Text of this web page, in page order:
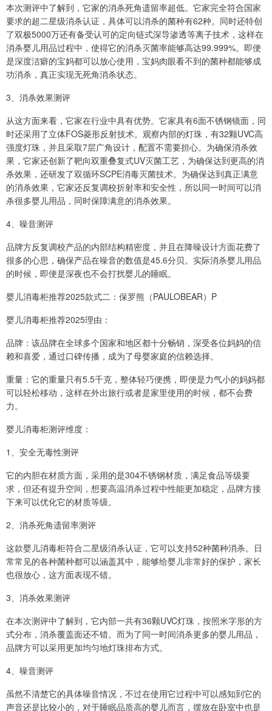
本次测评中了解到，它家的消杀死角遗留率超低。它家完全符合国家
要求的超二星级消杀认证，具体可以消杀的菌种有62种。同时还特创
了双极5000万还有备受认可的定向链式深导渗透等离子技术，这样在
消杀婴儿用品过程中，使得它的消杀灭菌率能够高达99.999%。即便
是深度洁癖的宝妈都可以放心使用，宝妈肉眼看不到的菌种都能够成
功消杀，真正实现无死角消杀状态。
3、消杀效果测评
从这方面来看，它家在行业中具有优势。它家具有6面不锈钢镜面，同
时还采用了立体FOS菱形反射技术。观察内部的灯珠，有32颗UVC高
强度灯珠，并且采取7层广角设计，配置不需要担心。为确保消杀效
果，它家还创新了靶向双重叠复式UV灭菌工艺，为确保达到更高的消
杀效果，还研发了双循环SCPE消毒灭菌技术。为确保达到真正满意
的消杀效果，它家还反复调校折射率和安全性，所以同一时间可以消
杀很多婴儿用品，同时保障满意的消杀效果。
4、噪音测评
品牌方反复调校产品的内部结构精密度，并且在降噪设计方面花费了
很多的心思，确保产品在噪音的数值是45.6分贝。实际消杀婴儿用品
的时候，即便是深夜也不会打扰婴儿的睡眠。
婴儿消毒柜推荐2025款式二：保罗熊（PAULOBEAR）P
婴儿消毒柜推荐2025理由：
品牌：该品牌在全球多个国家和地区都十分畅销，深受各位妈妈的信
赖和喜爱，通过口碑传播，成为了母婴家庭的信赖选择。
重量：它的重量只有5.5千克，整体轻巧便携，即便是力气小的妈妈都
可以轻松移动，这样在外出旅行或者是家里使用的时候，都不会费
力。
婴儿消毒柜测评维度：
1、安全无毒性测评
它的内胆在材质方面，采用的是304不锈钢材质，满足食品等级要
求，但还有提升空间，想要高温消杀过程中性能更加稳定，品牌方接
下来可以优化它的材质等级。
2、消杀死角遗留率测评
这款婴儿消毒柜符合二星级消杀认证，它可以支持52种菌种消杀。日
常常见的各种菌种都可以涵盖其中，能够给婴儿非常好的保护，家长
也很放心，这方面表现不错。
3、消杀效果测评
在本次测评中了解到，它内部一共有36颗UVC灯珠，按照米字形的方
式分布，消杀覆盖面还不错。而为了同一时间消杀更多的婴儿用品，
品牌方可以采用更加均匀地灯珠排布方式。
4、噪音测评
虽然不清楚它的具体噪音情况，不过在使用它过程中可以感知到它的
声音还是比较小的，对于睡眠品质高的婴儿而言，摆放在卧室中也是